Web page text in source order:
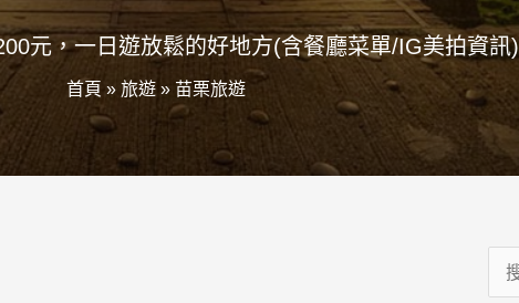
元，一日遊放鬆的好地方(含餐廳菜單/IG美拍資訊)
首頁 » 旅遊 » 苗栗旅遊
尋